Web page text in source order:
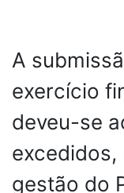
A
exercício
deveu-se
excedidos,
gestão do